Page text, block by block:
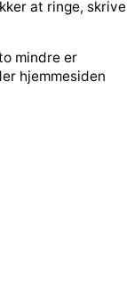
at ringe, skrive
mindre er
hjemmesiden